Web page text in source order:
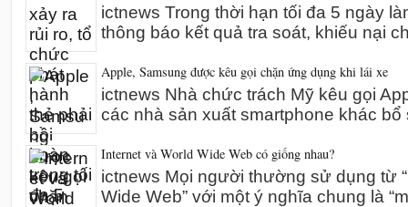
ictnews Trong thời hạn tối đa 5 ngày
thông báo kết quả tra soát, khiếu nại
Apple, Samsung được kêu gọi chặn ứng dụng khi lái xe
ictnews Nhà chức trách Mỹ kêu gọi
các nhà sản xuất smartphone khác bổ
Internet và World Wide Web có giống nhau?
ictnews Mọi người thường sử dụng từ
Wide Web” với một ý nghĩa chung là